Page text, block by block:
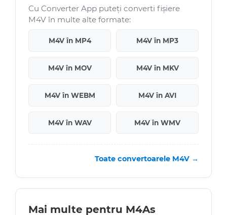
Cu Converter App puteți converti fișiere
M4V în multe alte formate:
M4V în MP4 M4V în MP3
M4V în MOV M4V în MKV
M4V în WEBM M4V în AVI
M4V în WAV M4V în WMV
Toate convertoarele M4V →
Mai multe pentru M4As